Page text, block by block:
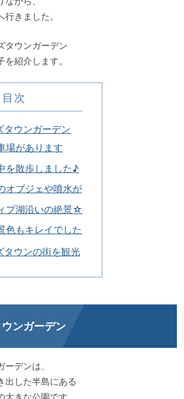
きました。
タウンガーデン
紹介します。
目次
タウンガーデン
場があります
を散歩しました♪
オブジェや噴水が
プ湖沿いの絶景☆
色もキレイでした
タウンの街を観光
ンガーデン
デンは、
出した半島にある